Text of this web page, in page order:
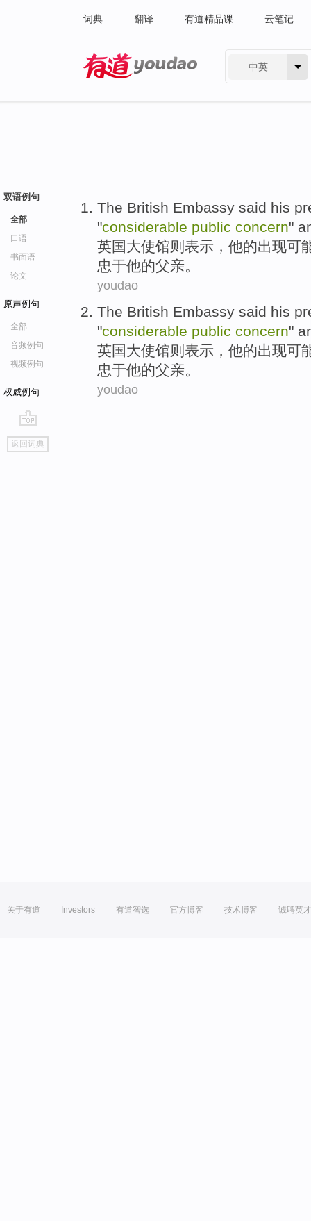
词典 翻译 有道精品课 云笔记
中英
双语例句
全部
口语
书面语
论文
原声例句
全部
音频例句
视频例句
权威例句
go
top
返回词典
The British Embassy said his
"considerable public concern"
英国大使馆则 表示 ， 他的出现可
忠于他的父亲。
youdao
The British Embassy said his
"considerable public concern"
英国大使馆则 表示 ， 他的出现可
忠于他的父亲。
youdao
关于有道 Investors 有道智选 官方博客 技术博客 诚聘英才